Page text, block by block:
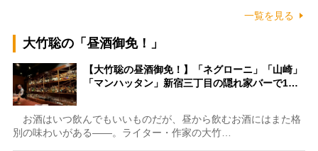
一覧を見る
大竹聡の「昼酒御免！」
【大竹聡の昼酒御免！】「ネグローニ」「山崎」
「マンハッタン」新宿三丁目の隠れ家バーで1…
お酒はいつ飲んでもいいものだが、昼から飲むお酒にはまた格
別の味わいがある――。ライター・作家の大竹…